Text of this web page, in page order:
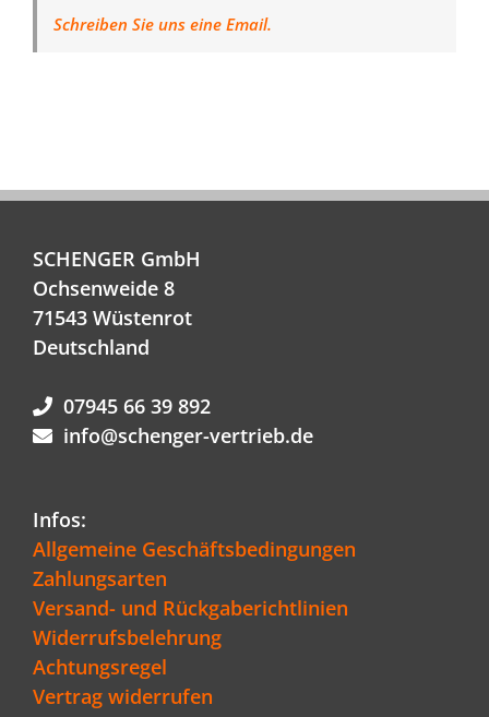
Schreiben Sie uns eine Email.
SCHENGER GmbH
Ochsenweide 8
71543 Wüstenrot
Deutschland
07945 66 39 892
info@schenger-vertrieb.de
Infos:
Allgemeine Geschäftsbedingungen
Zahlungsarten
Versand- und Rückgaberichtlinien
Widerrufsbelehrung
Achtungsregel
Vertrag widerrufen